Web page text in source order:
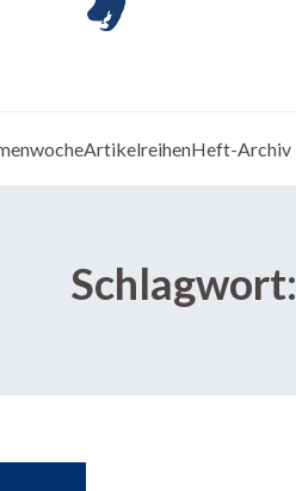
ArtikelreihenHeft-Archiv
Schlagwort: